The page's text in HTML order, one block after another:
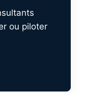
ou piloter